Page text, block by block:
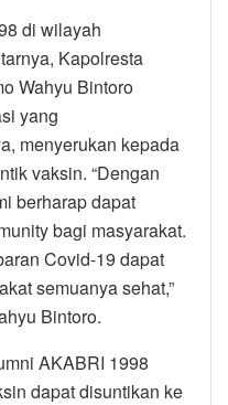
di wilayah
Kapolresta
Wahyu Bintoro
yang
menyerukan kepada
vaksin. “Dengan
berharap dapat
bagi masyarakat.
Covid-19 dapat
semuanya sehat,”
Bintoro.
AKABRI 1998
dapat disuntikan ke